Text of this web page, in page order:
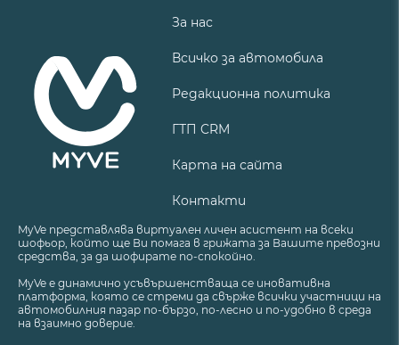
За нас
Всичко за автомобила
Редакционна политика
ГТП CRM
Карта на сайта
Контакти
MyVe представлява виртуален личен асистент на всеки
шофьор, който ще Ви помага в грижата за Вашите превозни
средства, за да шофирате по-спокойно.
MyVe е динамично усъвършенстваща се иновативна
платформа, която се стреми да свърже всички участници на
автомобилния пазар по-бързо, по-лесно и по-удобно в среда
на взаимно доверие.